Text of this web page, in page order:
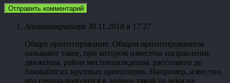
Атаканавратаря 30.11.2018 в 17:27
Общее ориентирование. Общим ориентированием
называют такое, при котором известны направление
движения, район местонахождения, расстояние до
ближайпгих крупных ориентиров. Например, известно,
что группа находится в долине такой-то реки на